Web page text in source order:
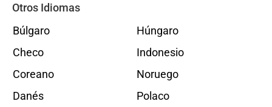
Otros Idiomas
Búlgaro
Checo
Coreano
Danés
Húngaro
Indonesio
Noruego
Polaco